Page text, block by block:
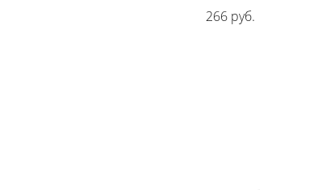
Цена
266 руб.